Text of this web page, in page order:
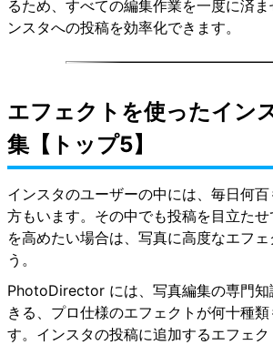
るため、すべての編集作業を一度に済
ンスタへの投稿を効率化できます。
エフェクトを使ったイン
集【トップ5】
インスタのユーザーの中には、毎日何
方もいます。その中でも投稿を目立たせ
を高めたい場合は、写真に高度なエフ
う。
PhotoDirector には、写真編集の専門知
きる、 プロ仕様のエフェクトが何十種類
す。インスタの投稿に追加するエフェ